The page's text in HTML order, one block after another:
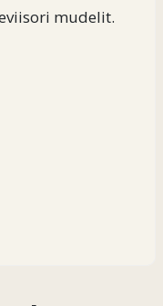
mudelit.